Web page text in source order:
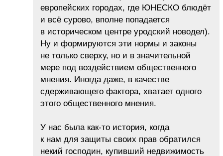
европейских городах, где ЮНЕСКО блюдёт
и всё сурово, вполне попадается
в историческом центре уродский новодел).
Ну и формируются эти нормы и законы
не только сверху, но и в значительной
мере под воздействием общественного
мнения. Иногда даже, в качестве
сдерживающего фактора, хватает одного
этого общественного мнения.
У нас была как-то история, когда
к нам для защиты своих прав обратился
некий господин, купивший недвижимость